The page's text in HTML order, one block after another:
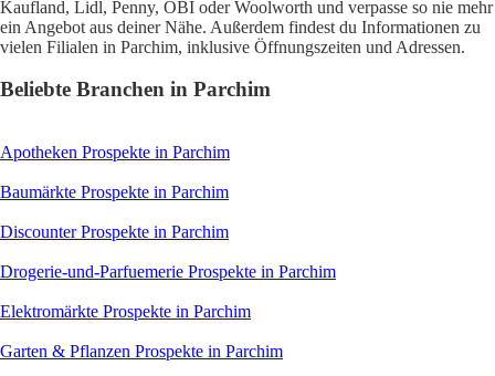
Kaufland, Lidl, Penny, OBI oder Woolworth und verpasse so nie mehr
ein Angebot aus deiner Nähe. Außerdem findest du Informationen zu
vielen Filialen in Parchim, inklusive Öffnungszeiten und Adressen.
Beliebte Branchen in Parchim
Apotheken Prospekte in Parchim
Baumärkte Prospekte in Parchim
DiscounterProspekte in Parchim
Drogerie-und-Parfuemerie Prospekte in Parchim
Elektromärkte Prospekte in Parchim
Garten & Pflanzen Prospekte in Parchim